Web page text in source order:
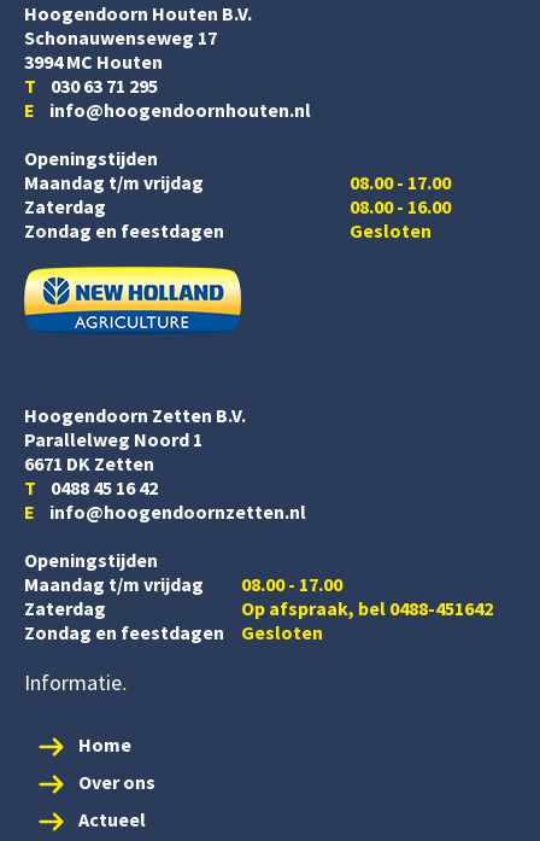
Hoogendoorn Houten B.V.
Schonauwenseweg 17
3994 MC Houten
T 030 63 71 295
E info@hoogendoornhouten.nl
Openingstijden
Maandag t/m vrijdag
Zaterdag
08.00 - 17.00
08.00 - 16.00
Zondag en feestdagen
Gesloten
Hoogendoorn Zetten B.V.
Parallelweg Noord 1
6671 DK Zetten
T 0488 45 16 42
E info@hoogendoornzetten.nl
Openingstijden
Maandag t/m vrijdag
08.00 - 17.00
Zaterdag
Op afspraak, bel 0488-451642
Zondag en feestdagen
Gesloten
Informatie
Home
Over ons
Actueel